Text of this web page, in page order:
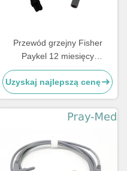
Przewód grzejny Fisher
Paykel 12 miesięcy
gwarancji ze złączem 4-
pinowym o długości 0,9 m
Uzyskaj najlepszą cenę